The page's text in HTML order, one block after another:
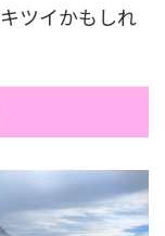
ツイかもしれ